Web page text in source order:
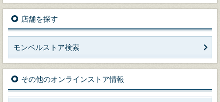
店舗を探す
モンベルストア検索
その他のオンラインストア情報